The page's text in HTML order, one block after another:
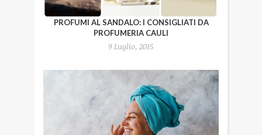
PROFUMI AL SANDALO: I CONSIGLIATI DA
PROFUMERIA CAULI
9 Luglio, 2015